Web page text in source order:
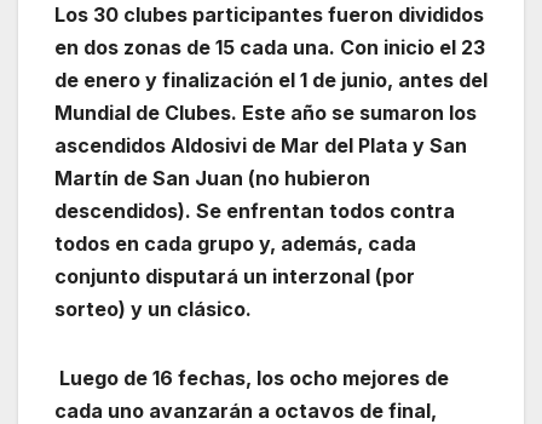
Los 30 clubes participantes fueron divididos
en dos zonas de 15 cada una. Con inicio el 23
de enero y finalización el 1 de junio, antes del
Mundial de Clubes. Este año se sumaron los
ascendidos Aldosivi de Mar del Plata y San
Martín de San Juan (no hubieron
descendidos). Se enfrentan todos contra
todos en cada grupo y, además, cada
conjunto disputará un interzonal (por
sorteo) y un clásico.
Luego de 16 fechas, los ocho mejores de
cada uno avanzarán a octavos de final,